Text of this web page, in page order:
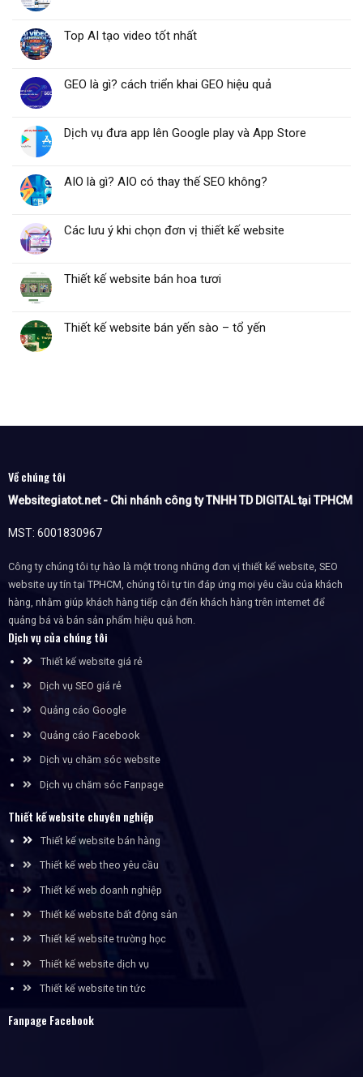
Top AI tạo video tốt nhất
GEO là gì? cách triển khai GEO hiệu quả
Dịch vụ đưa app lên Google play và App Store
AIO là gì? AIO có thay thế SEO không?
Các lưu ý khi chọn đơn vị thiết kế website
Thiết kế website bán hoa tươi
Thiết kế website bán yến sào – tổ yến
Về chúng tôi
Websitegiatot.net - Chi nhánh công ty TNHH TD DIGITAL tại TPHCM
MST: 6001830967
Công ty chúng tôi tự hào là một trong những đơn vị thiết kế website, SEO
website uy tín tại TPHCM, chúng tôi tự tin đáp ứng mọi yêu cầu của khách
hàng, nhằm giúp khách hàng tiếp cận đến khách hàng trên internet để
quảng bá và bán sản phẩm hiệu quả hơn.
Dịch vụ của chúng tôi
Thiết kế website giá rẻ
Dịch vụ SEO giá rẻ
Quảng cáo Google
Quảng cáo Facebook
Dịch vụ chăm sóc website
Dịch vụ chăm sóc Fanpage
Thiết kế website chuyên nghiệp
Thiết kế website bán hàng
Thiết kế web theo yêu cầu
Thiết kế web doanh nghiệp
Thiết kế website bất động sản
Thiết kế website trường học
Thiết kế website dịch vụ
Thiết kế website tin tức
Fanpage Facebook